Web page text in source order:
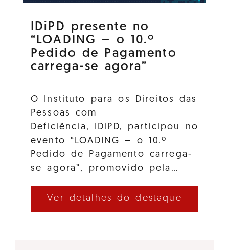
IDiPD presente no
“LOADING – o 10.º
Pedido de Pagamento
carrega-se agora”
O Instituto para os Direitos das
Pessoas com
Deficiência, IDiPD, participou no
evento “LOADING – o 10.º
Pedido de Pagamento carrega-
se agora”, promovido pela…
Ver detalhes do destaque